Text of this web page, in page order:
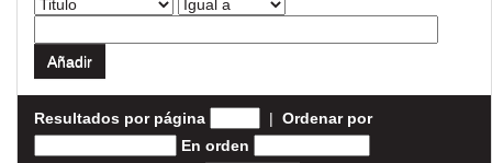
Resultados por página | Ordenar por
En orden